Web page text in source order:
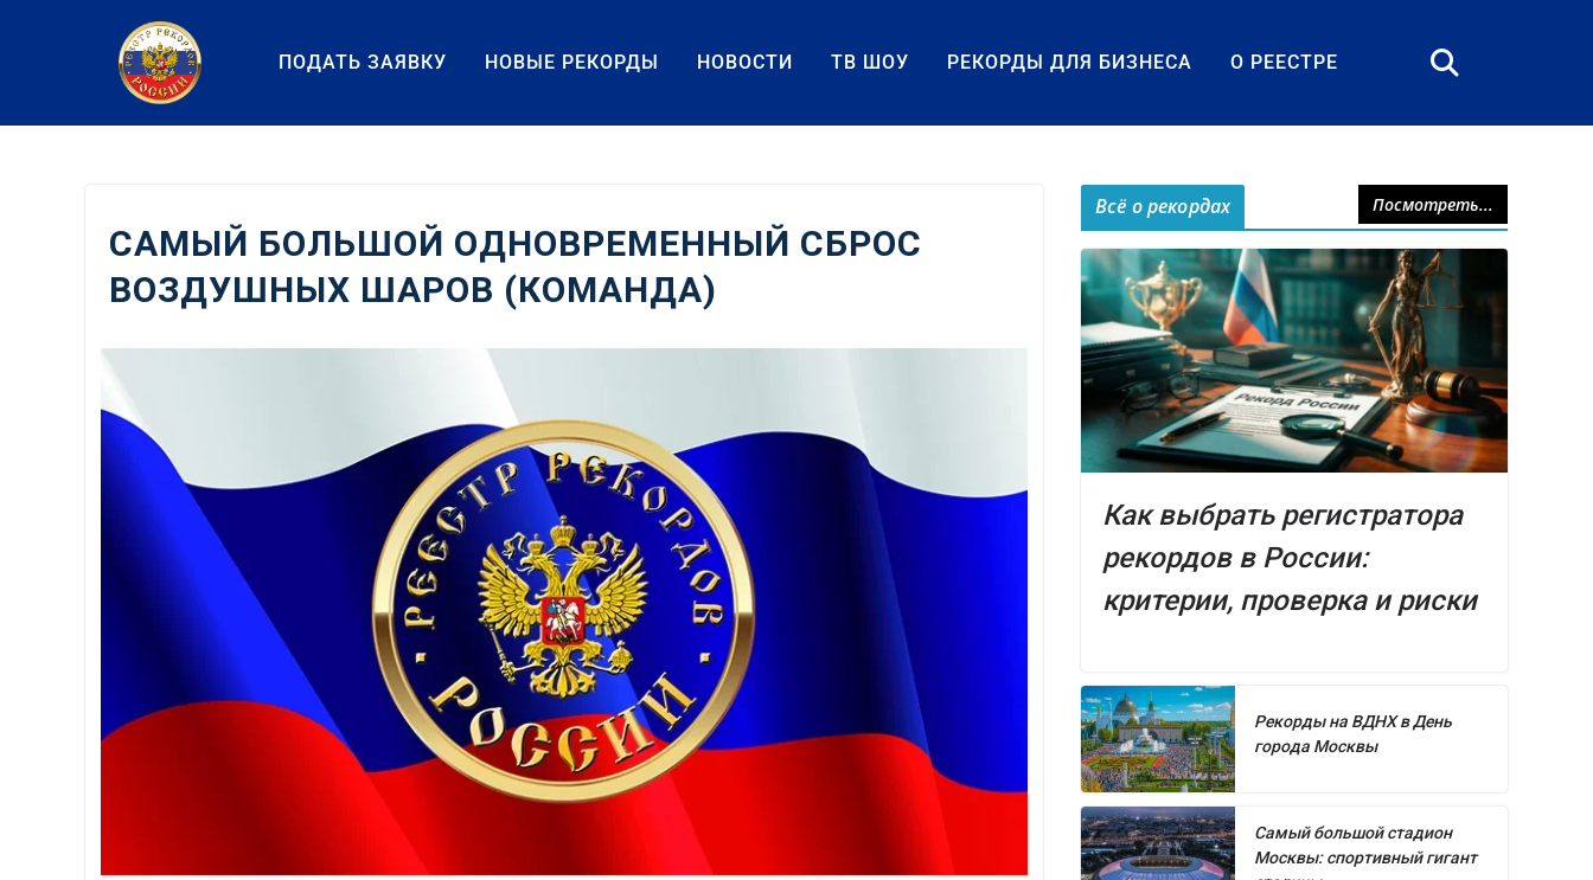
содержанию
ПОДАТЬ ЗАЯВКУ НОВЫЕ РЕКОРДЫ НОВОСТИ ТВ ШОУ РЕКОРДЫ ДЛЯ БИЗНЕСА О РЕЕСТРЕ
САМЫЙ БОЛЬШОЙ ОДНОВРЕМЕННЫЙ СБРОС
ВОЗДУШНЫХ ШАРОВ (КОМАНДА)
Всё о рекордах Посмотреть...
Как выбрать регистратора
рекордов в России:
критерии, проверка и риски
Рекорды на ВДНХ в День
города Москвы
Самый большой стадион
Москвы: спортивный гигант